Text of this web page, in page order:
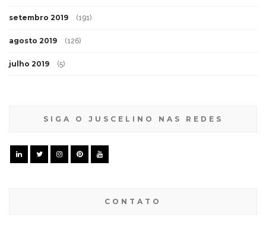
setembro 2019 (191)
agosto 2019 (126)
julho 2019 (5)
SIGA O JUSCELINO NAS REDES
CONTATO